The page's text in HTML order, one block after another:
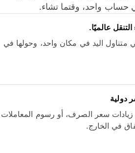
واحد، وقتما تشاء.
عالميًا.
اليد في مكان واحد، وحولها في
زيادات سعر الصرف، أو رسوم المعاملات
في الخارج.